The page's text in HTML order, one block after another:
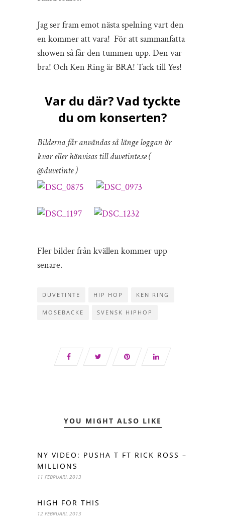
Jag ser fram emot nästa spelning vart den
en kommer att vara! För att sammanfatta
showen så får den tummen upp. Den var
bra! Och Ken Ring är BRA! Tack till Yes!
Var du där? Vad tyckte
du om konserten?
Bilderna får användas så länge loggan är
kvar eller hänvisas till duvetinte.se (
@duvetinte )
Fler bilder från kvällen kommer upp
senare.
DUVETINTE HIP HOP KEN RING
MOSEBACKE SVENSK HIPHOP
YOU MIGHT ALSO LIKE
NY VIDEO: PUSHA T FT RICK ROSS –
MILLIONS
11 FEBRUARI, 2013
HIGH FOR THIS
12 FEBRUARI, 2013